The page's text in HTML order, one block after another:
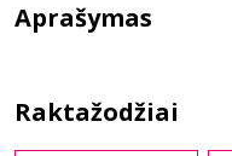
Aprašymas
Raktažodžiai